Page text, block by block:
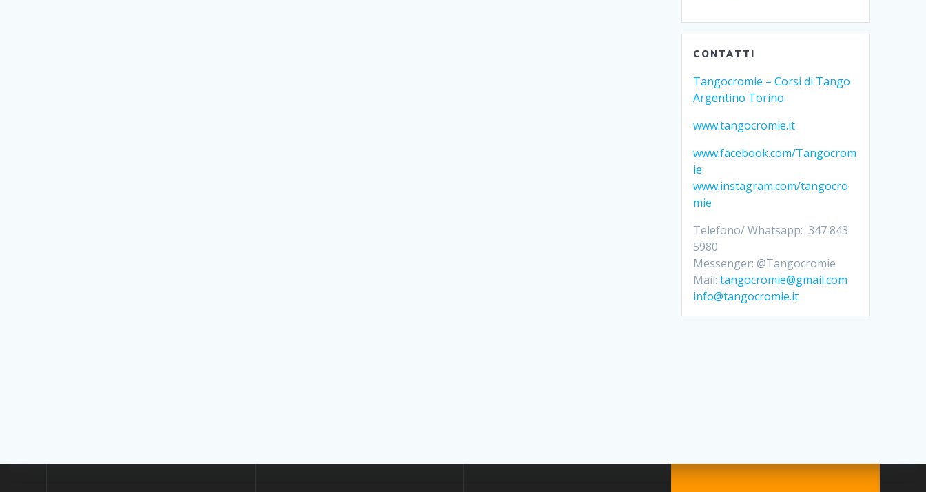
CONTATTI
Tangocromie – Corsi di Tango
Argentino Torino
www.tangocromie.it
www.facebook.com/Tangocrom
ie
www.instagram.com/tangocro
mie
Telefono/ Whatsapp: 347 843
5980
Messenger: @Tangocromie
Mail:tangocromie@gmail.com
info@tangocromie.it